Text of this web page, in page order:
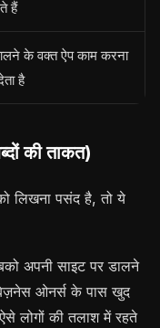
हैं
के वक्त ऐप काम करना
है
की ताकत)
लिखना पसंद है, तो ये
अपनी साइट पर डालने
ओनर्स के पास खुद
लोगों की तलाश में रहते